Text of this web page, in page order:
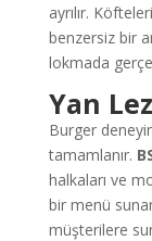
ayrılır.
benzersiz bir
lokmada
Yan
Burger
tamamlanır.
halkaları ve
bir menü
müşterilere